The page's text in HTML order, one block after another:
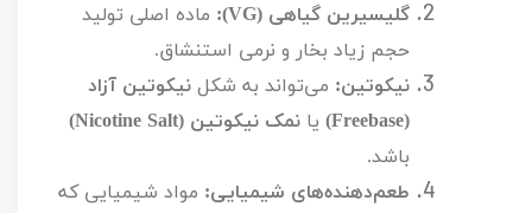
گلیسیرین گیاهی (VG
): ماده اصلی تولید
حجم زیاد بخار و نرمی استنشاق.
نیکوتین: می‌تواند به شکل نیکوتین آزاد
(
Freebase
) یا نمک نیکوتین (Nicotine Salt
)
باشد.
طعم‌دهنده‌های شیمیایی: مواد شیمیایی که